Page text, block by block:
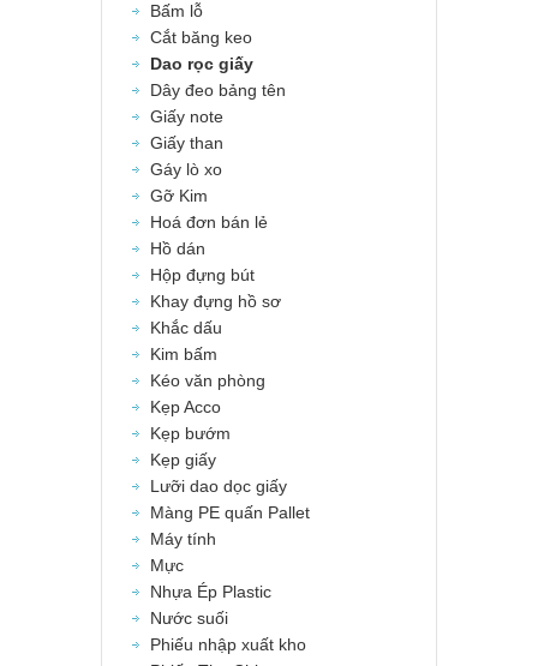
Bấm lỗ
Cắt băng keo
Dao rọc giấy
Dây đeo bảng tên
Giấy note
Giấy than
Gáy lò xo
Gỡ Kim
Hoá đơn bán lẻ
Hồ dán
Hộp đựng bút
Khay đựng hồ sơ
Khắc dấu
Kim bấm
Kéo văn phòng
Kẹp Acco
Kẹp bướm
Kẹp giấy
Lưỡi dao dọc giấy
Màng PE quấn Pallet
Máy tính
Mực
Nhựa Ép Plastic
Nước suối
Phiếu nhập xuất kho